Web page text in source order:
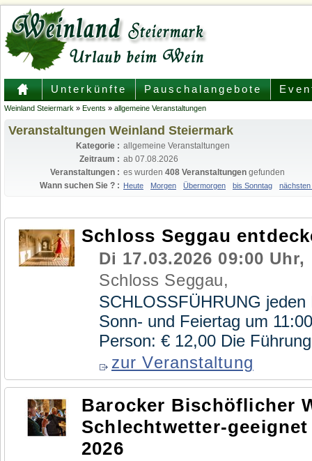
Unterkünfte Pauschalangebote
Weinland Steiermark » Events » allgemeine Veranstaltungen
Veranstaltungen Weinland Steiermark
Kategorie : allgemeine Veranstaltungen
Zeitraum : ab 07.08.2026
Veranstaltungen : es wurden 408 Veranstaltungen gefunden
Wann suchen Sie ? : Heute Morgen Übermorgen bis Sonntag nächsten
Schloss Seggau
Di 17.03.2026 09:00
Schloss Seggau,
SCHLOSSFÜHRUNG
Sonn- und Feiertag um
Person: € 12,00 Die
zur Veranstaltung
Barocker Bischöflicher
Schlechtwetter-
2026